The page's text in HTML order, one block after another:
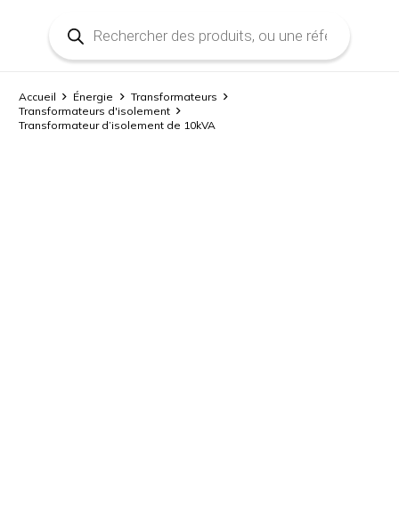
produits
Accueil Énergie
Transformateurs
Transformateurs d'isolement
Transformateur d’isolement de 10kVA